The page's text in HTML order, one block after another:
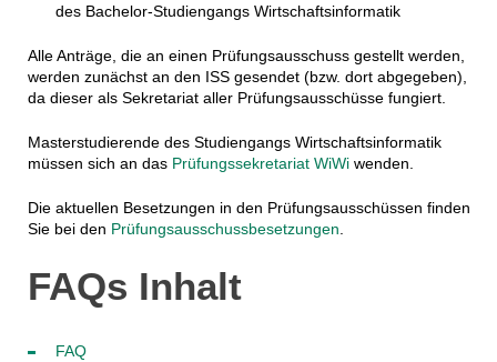
des Bachelor-Studiengangs Wirtschaftsinformatik
Alle Anträge, die an einen Prüfungsausschuss gestellt werden,
werden zunächst an den ISS gesendet (bzw. dort abgegeben),
da dieser als Sekretariat aller Prüfungsausschüsse fungiert.
Masterstudierende des Studiengangs Wirtschaftsinformatik
müssen sich an das Prüfungssekretariat WiWiwenden.
Die aktuellen Besetzungen in den Prüfungsausschüssen finden
Sie bei den Prüfungsausschussbesetzungen
FAQs Inhalt
FAQ